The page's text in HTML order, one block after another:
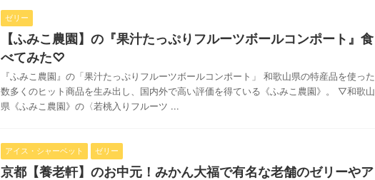
ゼリー
【ふみこ農園】の『果汁たっぷりフルーツボールコンポート』食
べてみた♡
『ふみこ農園』の「果汁たっぷりフルーツボールコンポート」 和歌山県の特産品を使った
数多くのヒット商品を生み出し、国内外で高い評価を得ている《ふみこ農園》。 ▽和歌山
県《ふみこ農園》の〈若桃入りフルーツ ...
アイス・シャーベット ゼリー
京都【養老軒】のお中元！みかん大福で有名な老舗のゼリーやア